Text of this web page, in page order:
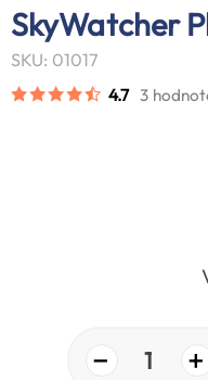
SkyWatcher
SKU: 01017
4.7 3
− 1 +